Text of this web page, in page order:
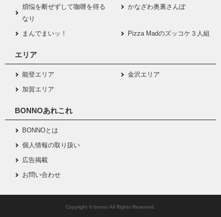
煩悩を断ぜずして咖喱を得る
なり
かなざわ奥裏さんぽ
まんでまいッ！ Pizza Madのズッコケ３人組
エリア
能登エリア
金沢エリア
加賀エリア
BONNOあれこれ
BONNOとは
個人情報の取り扱い
広告掲載
お問い合わせ
Copyright © bonno All Rights Reserved.